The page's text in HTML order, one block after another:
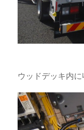
ウッドデッキ内に